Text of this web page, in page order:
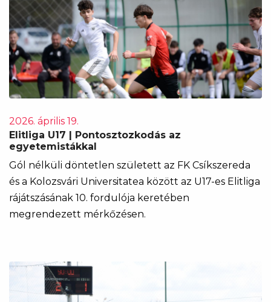
2026. április 19.
Elitliga U17 | Pontosztozkodás az
egyetemistákkal
Gól nélküli döntetlen született az FK Csíkszereda
és a Kolozsvári Universitatea között az U17-es Elitliga
rájátszásának 10. fordulója keretében
megrendezett mérkőzésen.